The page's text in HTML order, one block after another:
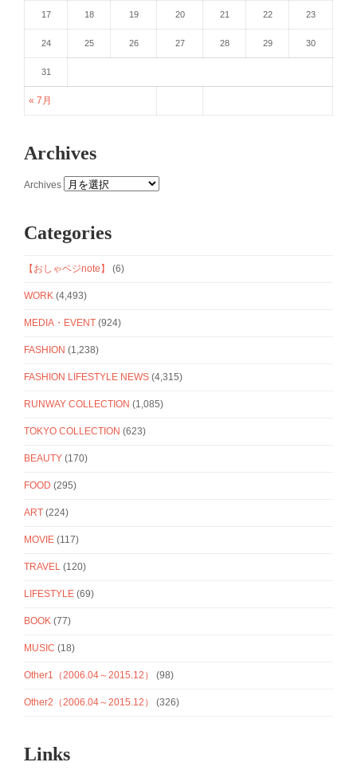
« 7月
17 18 19 20 21 22 23
24 25 26 27 28 29 30
31
Archives
Archives
Categories
【おしゃベジnote】 (6)
WORK (4,493)
MEDIA・EVENT (924)
FASHION (1,238)
FASHION LIFESTYLE NEWS (4,315)
RUNWAY COLLECTION (1,085)
TOKYO COLLECTION (623)
BEAUTY (170)
FOOD (295)
ART (224)
MOVIE (117)
TRAVEL (120)
LIFESTYLE (69)
BOOK (77)
MUSIC (18)
Other1（2006.04～2015.12） (98)
Other2（2006.04～2015.12） (326)
Links